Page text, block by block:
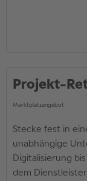
Projekt-
Marktplatzangebot
Stecke fest in
unabhängige
Digitalisierung
dem